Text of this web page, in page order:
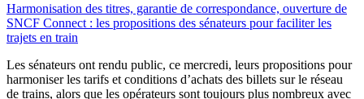
Harmonisation des titres, garantie de correspondance, ouverture de
SNCF Connect : les propositions des sénateurs pour faciliter les
trajets en train
Les sénateurs ont rendu public, ce mercredi, leurs propositions pour
harmoniser les tarifs et conditions d’achats des billets sur le réseau
de trains, alors que les opérateurs sont toujours plus nombreux avec